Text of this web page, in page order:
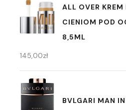
ALL OVER KREM
CIENIOM POD
8,5ML
145,00zł
BVLGARI MAN